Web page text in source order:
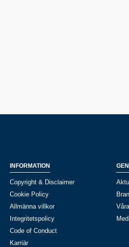
INFORMATION
Copyright & Disclaimer
Cookie Policy
Allmänna villkor
Integritetspolicy
Code of Conduct
Karriär